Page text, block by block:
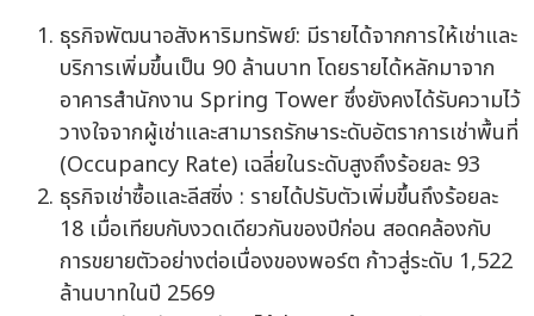
ธุรกิจพัฒนาอสังหาริมทรัพย์: มีรายได้จากการให้เช่าและ
บริการเพิ่มขึ้นเป็น 90 ล้านบาท โดยรายได้หลักมาจาก
อาคารสำนักงาน Spring Tower ซึ่งยังคงได้รับความไว้
วางใจจากผู้เช่าและสามารถรักษาระดับอัตราการเช่าพื้นที่
(Occupancy Rate) เฉลี่ยในระดับสูงถึงร้อยละ 93
ธุรกิจเช่าซื้อและลีสซิ่ง : รายได้ปรับตัวเพิ่มขึ้นถึงร้อยละ
18 เมื่อเทียบกับงวดเดียวกันของปีก่อน สอดคล้องกับ
การขยายตัวอย่างต่อเนื่องของพอร์ต ก้าวสู่ระดับ 1,522
ล้านบาทในปี 2569